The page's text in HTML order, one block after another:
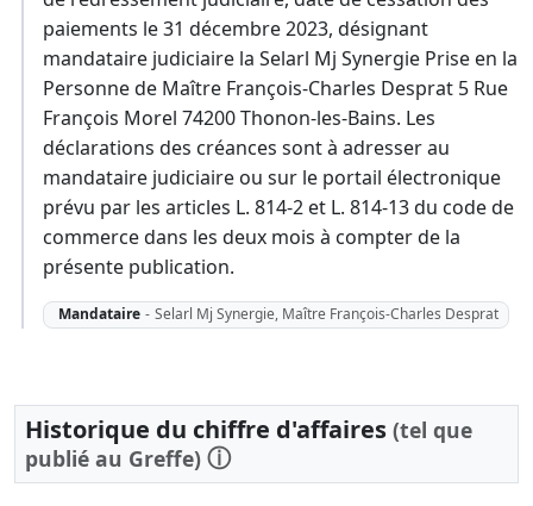
paiements le 31 décembre 2023, désignant
mandataire judiciaire la Selarl Mj Synergie Prise en la
Personne de Maître François-Charles Desprat 5 Rue
François Morel 74200 Thonon-les-Bains. Les
déclarations des créances sont à adresser au
mandataire judiciaire ou sur le portail électronique
prévu par les articles L. 814-2 et L. 814-13 du code de
commerce dans les deux mois à compter de la
présente publication.
Mandataire - Selarl Mj Synergie, Maître François-Charles Desprat
Historique du chiffre d'affaires (tel que
publié au Greffe) ⓘ